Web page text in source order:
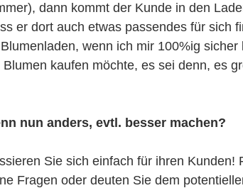
dann kommt der Kunde in den
er dort auch etwas passendes für sich
wenn ich mir 100%ig sicher
kaufen möchte, es sei denn, es
nun anders, evtl. besser machen?
Sie sich einfach für ihren Kunden!
Fragen oder deuten Sie dem